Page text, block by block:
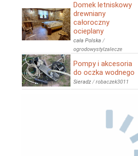
Domek letniskowy
drewniany
całoroczny
ocieplany
cała Polska /
ogrodowystylzalecze
Pompy i akcesoria
do oczka wodnego
Sieradz /robaczek3011